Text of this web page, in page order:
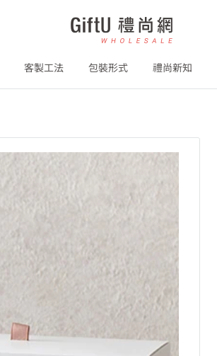
GiftU
客製工法 包裝形式 禮尚新知